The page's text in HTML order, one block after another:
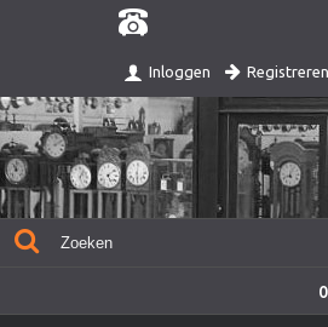
Inloggen Registreren